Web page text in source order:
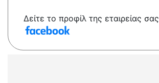
Δείτε το προφίλ της εταιρείας σας